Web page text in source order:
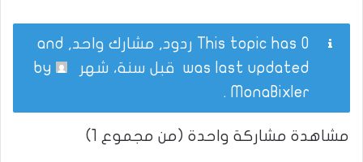
This topic has 0 ردود, مشارك واحد, and
was last updated قبل سنة، شهر
MonaBixler
.
مشاهدة مشاركة واحدة (من مجموع 1)